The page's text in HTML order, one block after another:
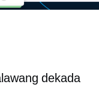
dekada